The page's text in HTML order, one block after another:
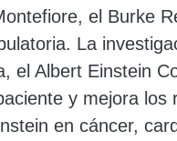
el Burke
La
el Albert Einstein
y mejora los
en cáncer,